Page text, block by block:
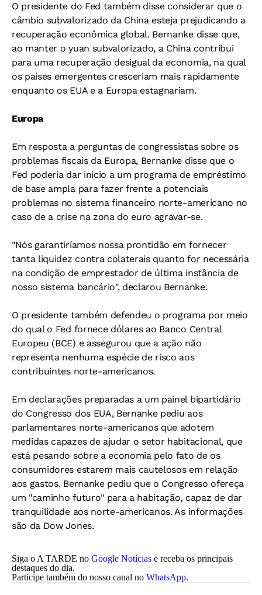
O presidente do Fed também disse considerar que o
câmbio subvalorizado da China esteja prejudicando a
recuperação econômica global. Bernanke disse que,
ao manter o yuan subvalorizado, a China contribui
para uma recuperação desigual da economia, na qual
os países emergentes cresceriam mais rapidamente
enquanto os EUA e a Europa estagnariam.
Europa
Em resposta a perguntas de congressistas sobre os
problemas fiscais da Europa, Bernanke disse que o
Fed poderia dar início a um programa de empréstimo
de base ampla para fazer frente a potenciais
problemas no sistema financeiro norte-americano no
caso de a crise na zona do euro agravar-se.
"Nós garantiríamos nossa prontidão em fornecer
tanta liquidez contra colaterais quanto for necessária
na condição de emprestador de última instância de
nosso sistema bancário", declarou Bernanke.
O presidente também defendeu o programa por meio
do qual o Fed fornece dólares ao Banco Central
Europeu (BCE) e assegurou que a ação não
representa nenhuma espécie de risco aos
contribuintes norte-americanos.
Em declarações preparadas a um painel bipartidário
do Congresso dos EUA, Bernanke pediu aos
parlamentares norte-americanos que adotem
medidas capazes de ajudar o setor habitacional, que
está pesando sobre a economia pelo fato de os
consumidores estarem mais cautelosos em relação
aos gastos. Bernanke pediu que o Congresso ofereça
um "caminho futuro" para a habitação, capaz de dar
tranquilidade aos norte-americanos. As informações
são da Dow Jones.
Siga o A TARDE no Google Notícias e receba os principais
destaques do dia.
Participe também do nosso canal no WhatsApp.